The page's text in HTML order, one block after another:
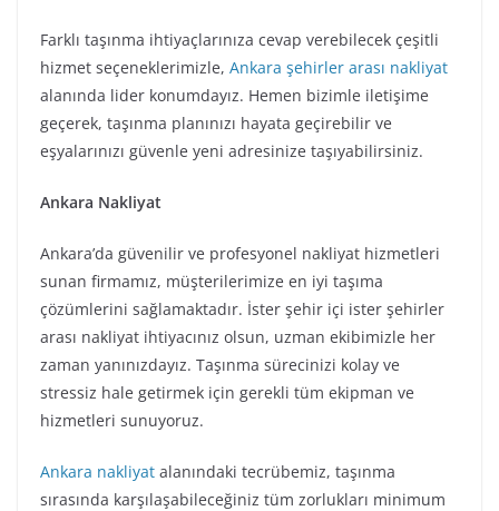
Farklı taşınma ihtiyaçlarınıza cevap verebilecek çeşitli
hizmet seçeneklerimizle, Ankara şehirler arası nakliyat
alanında lider konumdayız. Hemen bizimle iletişime
geçerek, taşınma planınızı hayata geçirebilir ve
eşyalarınızı güvenle yeni adresinize taşıyabilirsiniz.
Ankara Nakliyat
Ankara’da güvenilir ve profesyonel nakliyat hizmetleri
sunan firmamız, müşterilerimize en iyi taşıma
çözümlerini sağlamaktadır. İster şehir içi ister şehirler
arası nakliyat ihtiyacınız olsun, uzman ekibimizle her
zaman yanınızdayız. Taşınma sürecinizi kolay ve
stressiz hale getirmek için gerekli tüm ekipman ve
hizmetleri sunuyoruz.
Ankara nakliyat alanındaki tecrübemiz, taşınma
sırasında karşılaşabileceğiniz tüm zorlukları minimum